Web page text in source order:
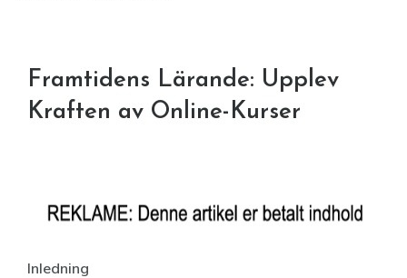
Framtidens Lärande: Upplev
Kraften av Online-Kurser
Inledning